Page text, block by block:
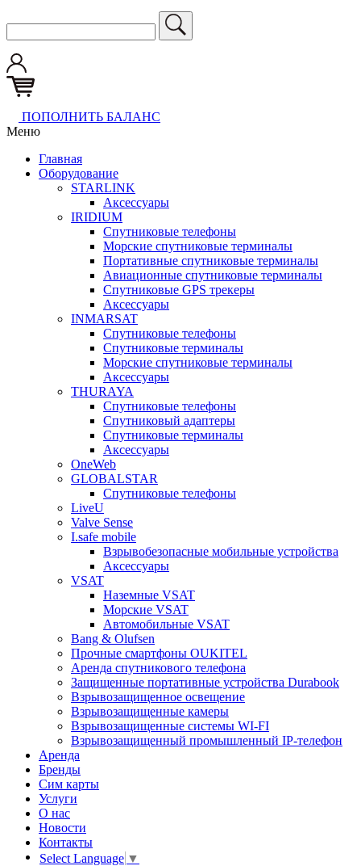
ПОПОЛНИТЬ БАЛАНС
Меню
Главная
Оборудование
STARLINK
Аксессуары
IRIDIUM
Спутниковые телефоны
Морские спутниковые терминалы
Портативные спутниковые терминалы
Авиационные спутниковые терминалы
Спутниковые GPS трекеры
Аксессуары
INMARSAT
Спутниковые телефоны
Спутниковые терминалы
Морские спутниковые терминалы
Аксессуары
THURAYA
Спутниковые телефоны
Спутниковый адаптеры
Спутниковые терминалы
Аксессуары
OneWeb
GLOBALSTAR
Спутниковые телефоны
LiveU
Valve Sense
I.safe mobile
Взрывобезопасные мобильные устройства
Аксессуары
VSAT
Наземные VSAT
Морские VSAT
Автомобильные VSAT
Bang & Olufsen
Прочные смартфоны OUKITEL
Аренда спутникового телефона
Защищенные портативные устройства Durabook
Взрывозащищенное освещение
Взрывозащищенные камеры
Взрывозащищенные системы WI-FI
Взрывозащищенный промышленный IP-телефон
Аренда
Бренды
Сим карты
Услуги
О нас
Новости
Контакты
Select Language ▼